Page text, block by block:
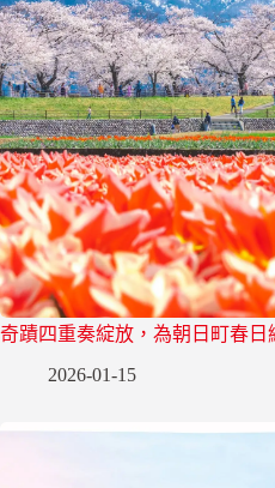
奇蹟四重奏綻放，為朝日町春
2026-01-15